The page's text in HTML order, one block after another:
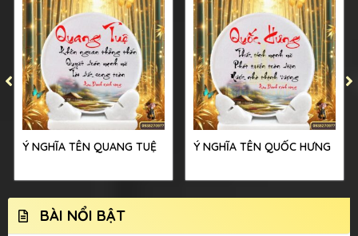
Ý NGHĨA TÊN QUANG TUỆ Ý NGHĨA TÊN QUỐC HƯNG
BÀI NỔI BẬT